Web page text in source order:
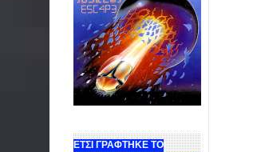
ΕΤΣΙ ΓΡΑΦΤΗΚΕ ΤΟ